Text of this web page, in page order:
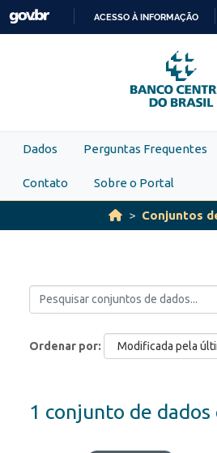
Skip to main content
PARA
O
ACESSO À INFORMAÇÃO
Dados Perguntas Frequentes
Contato Sobre o Portal
Conjuntos
Ordenar por
1 conjunto de